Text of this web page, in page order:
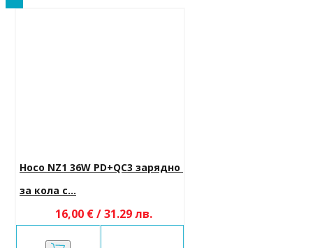
Hoco NZ1 36W PD+QC3 зарядно
за кола с...
16,00 € / 31.29 лв.